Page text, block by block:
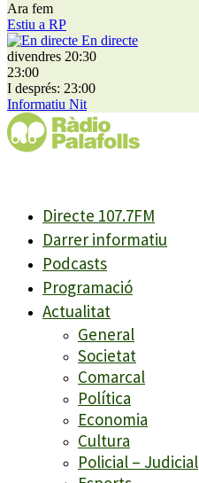
Ara fem
Estiu a RP
En directe
divendres 20:30
23:00
I després: 23:00
Informatiu Nit
Directe 107.7FM
Darrer informatiu
Podcasts
Programació
Actualitat
General
Societat
Comarcal
Política
Economia
Cultura
Policial – Judicial